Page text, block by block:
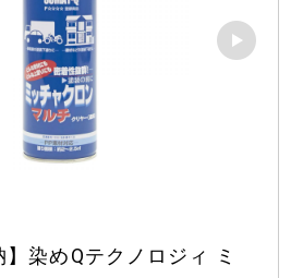
】染めQテクノロジィ ミ